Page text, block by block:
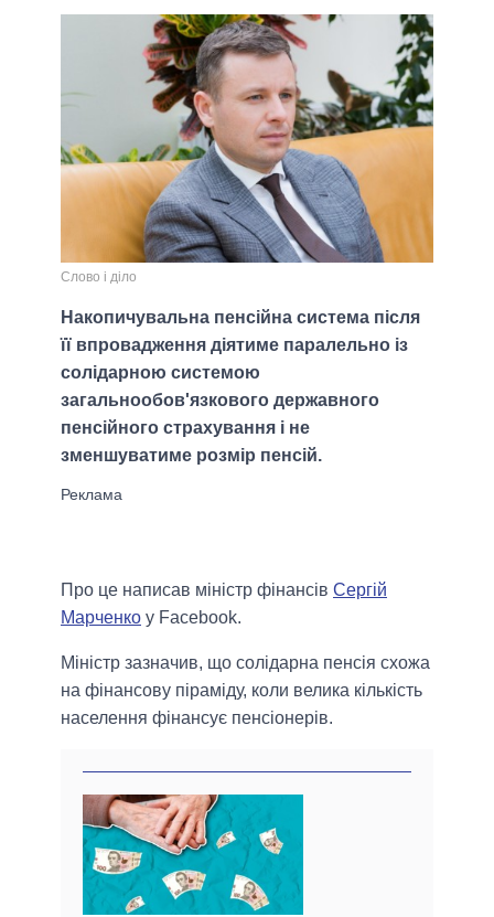
Слово і діло
Накопичувальна пенсійна система після
її впровадження діятиме паралельно із
солідарною системою
загальнообов'язкового державного
пенсійного страхування і не
зменшуватиме розмір пенсій.
Про це написав міністр фінансів Сергій
Марченко у Facebook.
Міністр зазначив, що солідарна пенсія схожа
на фінансову піраміду, коли велика кількість
населення фінансує пенсіонерів.